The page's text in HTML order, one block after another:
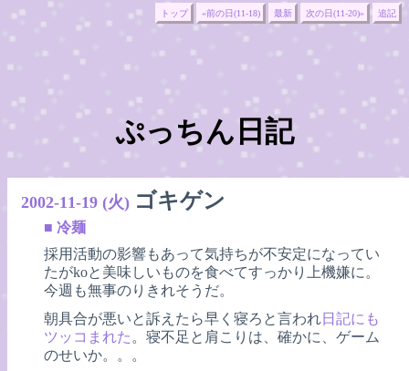
トップ «前の日(11-18) 最新 次の日(11-20)» 追記
ぷっちん日記
2002-11-19 (火) ゴキゲン
■ 冷麺
採用活動の影響もあって気持ちが不安定になってい
たがkoと美味しいものを食べてすっかり上機嫌に。
今週も無事のりきれそうだ。
朝具合が悪いと訴えたら早く寝ろと言われ日記にも
ツッコまれた 。寝不足と肩こりは、確かに、ゲーム
のせいか。。。